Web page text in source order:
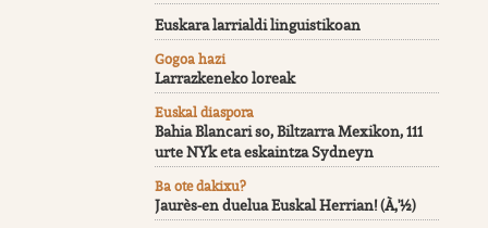
Euskara larrialdi linguistikoan
Gogoa hazi
Larrazkeneko loreak
Euskal diaspora
Bahia Blancari so, Biltzarra Mexikon, 111
urte NYk eta eskaintza Sydneyn
Ba ote dakixu?
Jaurès-en duelua Euskal Herrian! (À‚'½)